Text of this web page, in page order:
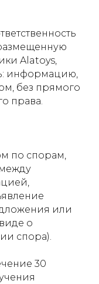
Alatoys,
информацию,
без прямого
права.
по спорам,
или
о
спора).
30